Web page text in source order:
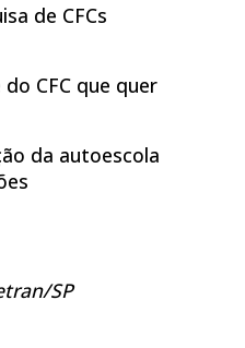
de CFCs
CFC que quer
da autoescola
SP